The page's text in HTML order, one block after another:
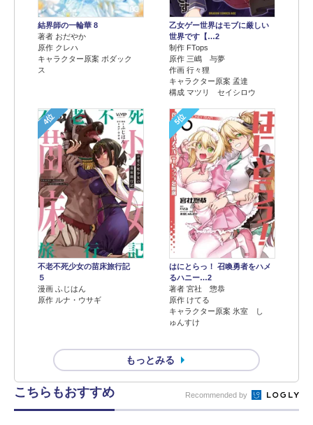
結界師の一輪華 8
著者 おだやか
原作 クレハ
キャラクター原案 ボダック
ス
乙女ゲー世界はモブに厳しい
世界です【…2
制作 FTops
原作 三嶋 与夢
作画 行々狸
キャラクター原案 孟達
構成 マツリ セイシロウ
4位
不老不死少女の苗床旅行記
５
漫画 ふじはん
原作 ルナ・ウサギ
5位
はにとらっ！ 召喚勇者をハメ
るハニー…2
著者 宮社 惣恭
原作 けてる
キャラクター原案 氷室 し
ゅんすけ
もっとみる
こちらもおすすめ Recommended by